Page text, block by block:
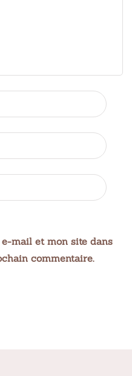
mail et mon site dans
commentaire.